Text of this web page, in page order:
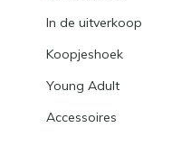
In de uitverkoop
Koopjeshoek
Young Adult
Accessoires